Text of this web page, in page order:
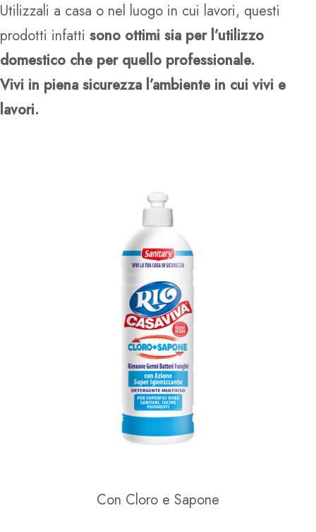
Utilizzali a casa o nel luogo in cui lavori, questi
prodotti infattisono ottimi sia per l’utilizzo
domestico che per quello professionale.
Vivi in piena sicurezza l’ambiente in cui vivi e
lavori.
Con Cloro e Sapone